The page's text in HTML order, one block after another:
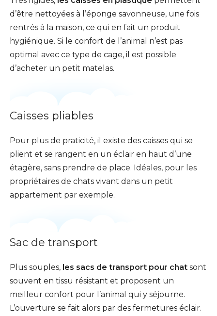
d’être nettoyées à l’éponge savonneuse, une fois
rentrés à la maison, ce qui en fait un produit
hygiénique. Si le confort de l’animal n’est pas
optimal avec ce type de cage, il est possible
d’acheter un petit matelas.
Caisses pliables
Pour plus de praticité, il existe des caisses qui se
plient et se rangent en un éclair en haut d’une
étagère, sans prendre de place. Idéales, pour les
propriétaires de chats vivant dans un petit
appartement par exemple.
Sac de transport
Plus souples, les sacs de transport pour chat sont
souvent en tissu résistant et proposent un
meilleur confort pour l’animal qui y séjourne.
L’ouverture se fait alors par des fermetures éclair.